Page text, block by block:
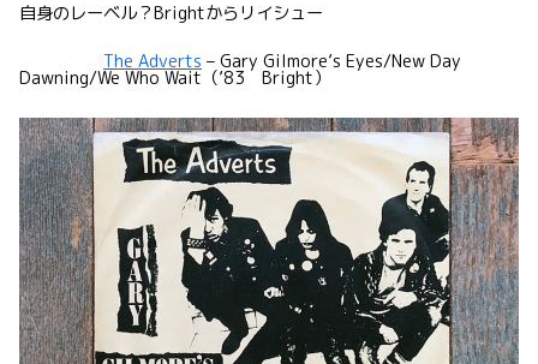
自身のレーベル？Brightからリイシュー
The Adverts – Gary Gilmore’s Eyes/New Day
Dawning/We Who Wait（’83 Bright）